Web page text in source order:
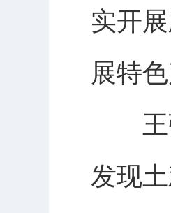
实开
展特
王强
发现